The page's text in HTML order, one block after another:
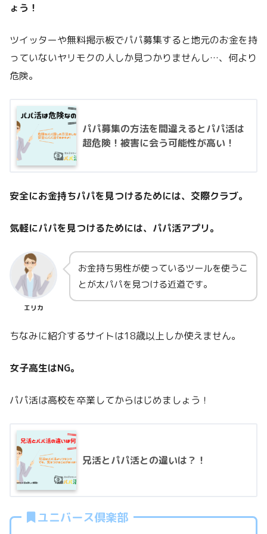
ょう！
ツイッターや無料掲示板でパパ募集すると地元のお金を持
っていないヤリモクの人しか見つかりませんし…、何より
危険。
パパ募集の方法を間違えるとパパ活は
超危険！被害に会う可能性が高い！
安全にお金持ちパパを見つけるためには、交際クラブ。
気軽にパパを見つけるためには、パパ活アプリ。
エリカ
お金持ち男性が使っているツールを使うこ
とが太パパを見つける近道です。
ちなみに紹介するサイトは18歳以上しか使えません。
女子高生はNG。
パパ活は高校を卒業してからはじめましょう！
兄活とパパ活との違いは？！
ユニバース倶楽部